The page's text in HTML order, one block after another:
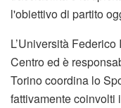
l'obiettivo di partito
L’Università
Centro ed è
Torino coordina lo
fattivamente